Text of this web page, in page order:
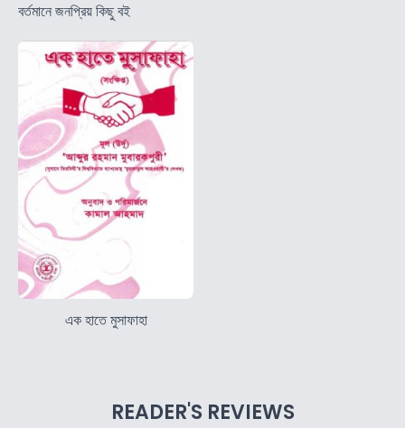
বর্তমানে জনপ্রিয় কিছু বই
এক হাতে মুসাফাহা
READER'S REVIEWS